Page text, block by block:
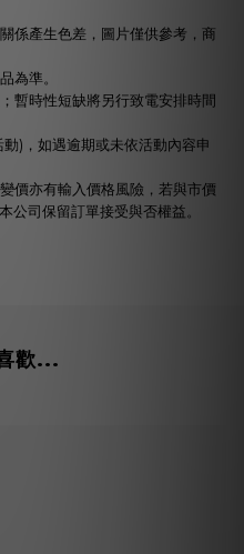
係產生色差，圖片僅供參考，商
為準。
暫時性短缺將另行致電安排時間
動) ，如遇逾期或未依活動內容申
價亦有輸入價格風險，若與市價
本公司保留訂單接受與否權益。
歡...